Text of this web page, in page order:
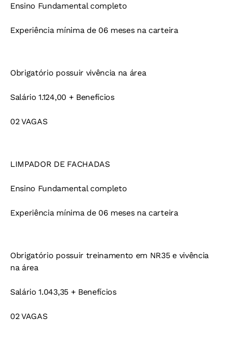
Ensino Fundamental completo
Experiência mínima de 06 meses na carteira
Obrigatório possuir vivência na área
Salário 1.124,00 + Benefícios
02 VAGAS
LIMPADOR DE FACHADAS
Ensino Fundamental completo
Experiência mínima de 06 meses na carteira
Obrigatório possuir treinamento em NR35 e vivência
na área
Salário 1.043,35 + Benefícios
02 VAGAS